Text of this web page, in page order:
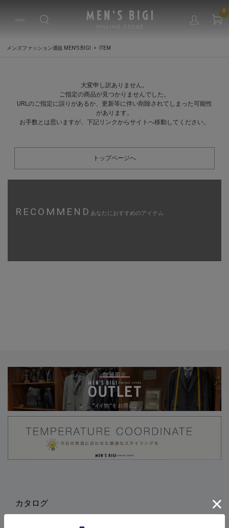
0
メンズファッション通販 MEN'S BIGI ITEM
大変申し訳ありません。
ご指定の商品が見つかりませんでした。
URLのご指定に誤りがあるか、更新等に伴い削除されてしまった可能性
があります。
お手数とは思いますが、下記リンクからサイトへ移動してください。
トップページへ
RECOMMEND あなたにおすすめのアイテム
カタログ